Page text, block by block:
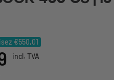
€550,01
incl. TVA